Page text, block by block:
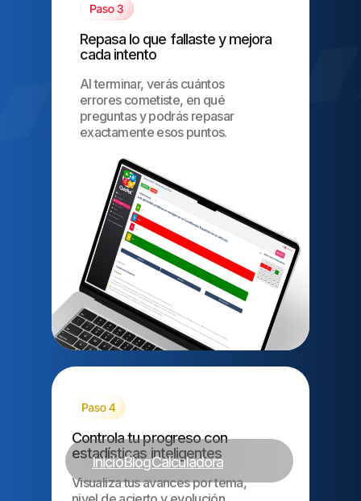
InicioBlogCalculadora
Repasa lo que fallaste y mejora
cada intento
Al terminar, verás cuántos
errores cometiste, en qué
preguntas y podrás repasar
exactamente esos puntos.
Controla tu progreso con
estadísticas inteligentes
Visualiza tus avances por tema,